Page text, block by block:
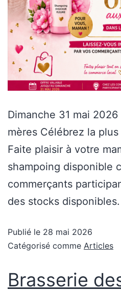
Dimanche 31 mai
mères Célébrez la
Faite plaisir à votre
shampoing disponible
commerçants
des stocks disponibles.
Publié le 28 mai 2026
Catégorisé comme Articles
Brasserie